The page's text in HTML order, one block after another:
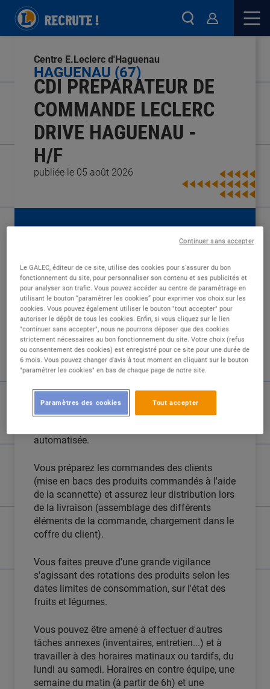
publiée le 05 août 2026
CDI PREPARATEUR DE
COMMANDE LECLERC
DRIVE HAGUENAU -
H/F
HAGUENAU (67)
Centre E.Leclerc d'Haguenau
DESCRIPTION
En tant que préparateur de commandes, vous
assurez la réception et le contrôle des livraisons
de marchandises. Vous procédez ensuite au
rangement des produits dans les rayonnages,
automatisée.
Vous préparez les commandes des clients
(mise en bacs des produits commandés à l'aide
de la scannette) et assurez leur distribution lors
de la livraison (assemblage des différents
éléments de la commande, chargement dans le
coffre du client).
Vous faites preuve d'une grande vigilance
s'agissant des rotations des produits selon les
dates limites de consommation, sur l'état des
fruits et légumes.
Vous pouvez être amené à effectuer d'autres
tâches annexes (inventaires, entretien...) et à
travailler à des horaires matinaux ou tardifs, du
lundi au samedi. Horaires en contre équipe, une
semaine du matin (à partir de 6h) et une
Le GALEC, éditeur de ce site, utilise des cookies pour s'assurer du bon
fonctionnement du site, pour personnaliser son contenu et ses publicités et
pour analyser son trafic. Vous pouvez accéder au centre de paramétrage en
utilisant le bouton “paramétrer les cookies” pour exprimer vos choix sur les
cookies. Vous pouvez également utiliser le bouton "tout accepter" pour
autoriser le dépôt de tous les cookies. Enfin, si vous cliquez sur le lien
"continuer sans accepter", nous ne pourrons déposer que des cookies
strictement nécessaires au bon fonctionnement du site. Votre choix (refus
ou consentement des cookies) est enregistré pour ce site pour une durée de
6 mois. Vous pouvez changer d'avis à tout moment en cliquant sur le bouton
"paramétrer les cookies" en bas de chaque page de notre site.
Tout accepter
Paramètres des cookies
Continuer sans accepter